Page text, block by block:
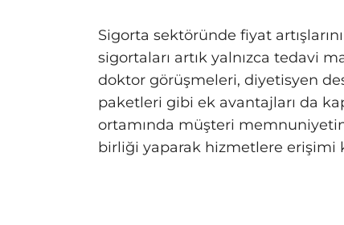
Sigorta sektöründe fiyat
sigortaları artık yalnızca tedavi
doktor görüşmeleri, diyetisyen
paketleri gibi ek avantajları da
ortamında müşteri
birliği yaparak hizmetlere erişimi